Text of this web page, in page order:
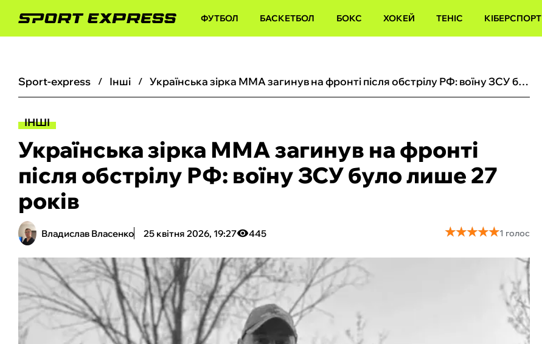
ФУТБОЛ БАСКЕТБОЛ БОКС ХОКЕЙ ТЕНІС КІБЕРСПОРТ
sport-express інші Українська зірка ММА загинув на фронті після обстрілу РФ: воїну ЗСУ було лише 27 років
ІНШІ
Українська зірка ММА загинув на фронті
після обстрілу РФ: воїну ЗСУ було лише 27
років
Владислав Власенко 25 квітня 2026, 19:27 445 ★★★★★
★★★★★1 голос